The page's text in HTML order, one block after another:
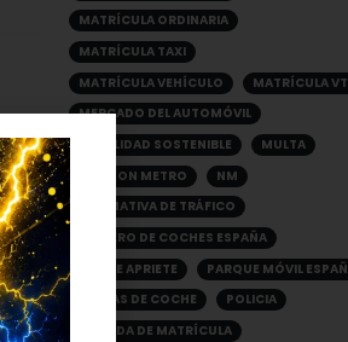
Si la Guardia Civil multa a un pasajero, ¿quién paga la sanción?
y
MATRÍCULA ORDINARIA
MATRÍCULA TAXI
MATRÍCULA VEHÍCULO
MATRÍCULA
MERCADO DEL AUTOMÓVIL
MOVILIDAD SOSTENIBLE
MULTA
NEWTON METRO
NM
NORMATIVA DE TRÁFICO
NÚMERO DE COCHES ESPAÑA
PAR DE APRIETE
PARQUE MÓVIL
PLACAS DE COCHE
POLICIA
PÉRDIDA DE MATRÍCULA